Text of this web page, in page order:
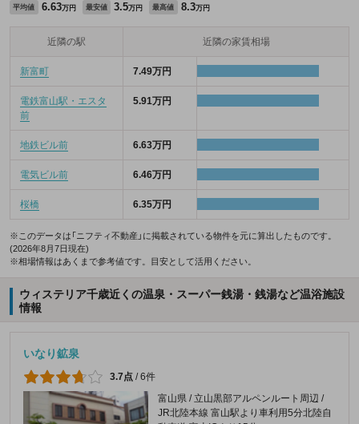
平均値 6.63万円 最安値 3.5万円 最高値 8.3万円
近隣の駅 近隣の家賃相場
新富町 7.49万円
電鉄富山駅・エスタ
前
5.91万円
地鉄ビル前 6.63万円
電気ビル前 6.46万円
桜橋 6.35万円
※このデータは「ニフティ不動産」に掲載されている物件を元に算出したものです。
(2026年8月7日現在)
※相場情報はあくまで参考値です。目安として活用ください。
ウィステリア千歳近くの温泉・スーパー銭湯・銭湯など温浴施設
情報
いなり鉱泉
3.7点 /6件
富山県 / 立山黒部アルペンルート周辺 /
JR北陸本線 富山駅より車利用5分北陸自